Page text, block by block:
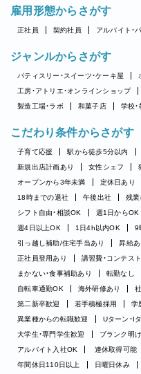
雇用形態からさがす
正社員 契約社員 アルバイト・
ジャンルからさがす
パティスリー・スイーツ・ケーキ屋
工房・アトリエ・オンラインショップ
製造工場・ラボ
和菓子店 学校
こだわり条件からさがす
子育て応援 駅から徒歩5分以内
新規出店計画あり
女性シェフ
オープンから3年未満
定休日あり
18時までの退社
午後出社 残業
シフト自由・相談OK
週1日からOK
週4日以上OK
1日4h以内OK 9
引っ越し補助/住宅手当あり
昇給あ
正社員登用あり
講習費・コンテス
まかない・食事補助あり
転勤なし
自転車通勤OK
海外研修あり
第二新卒歓迎
若手積極採用 学
異業種からの転職歓迎
Uターン・I
大学生・専門学生歓迎
ブランク明
アルバイト入社OK
連休取得可能
年間休日110日以上
日曜日休み